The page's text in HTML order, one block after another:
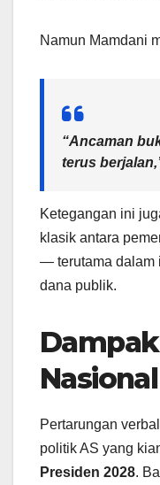
Namun Mamdani
“Ancaman
terus
Ketegangan ini
klasik antara
— terutama dalam
dana publik.
Pertarungan
politik AS yang
Presiden 2028.